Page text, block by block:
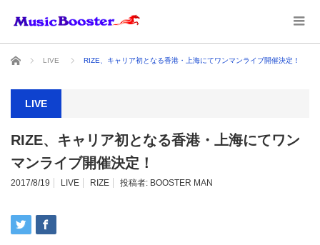
ホーム LIVE RIZE、キャリア初となる香港・上海にてワンマンライブ開催決定！
LIVE
RIZE、キャリア初となる香港・上海にてワン
マンライブ開催決定！
2017/8/19 LIVE RIZE 投稿者: BOOSTER MAN